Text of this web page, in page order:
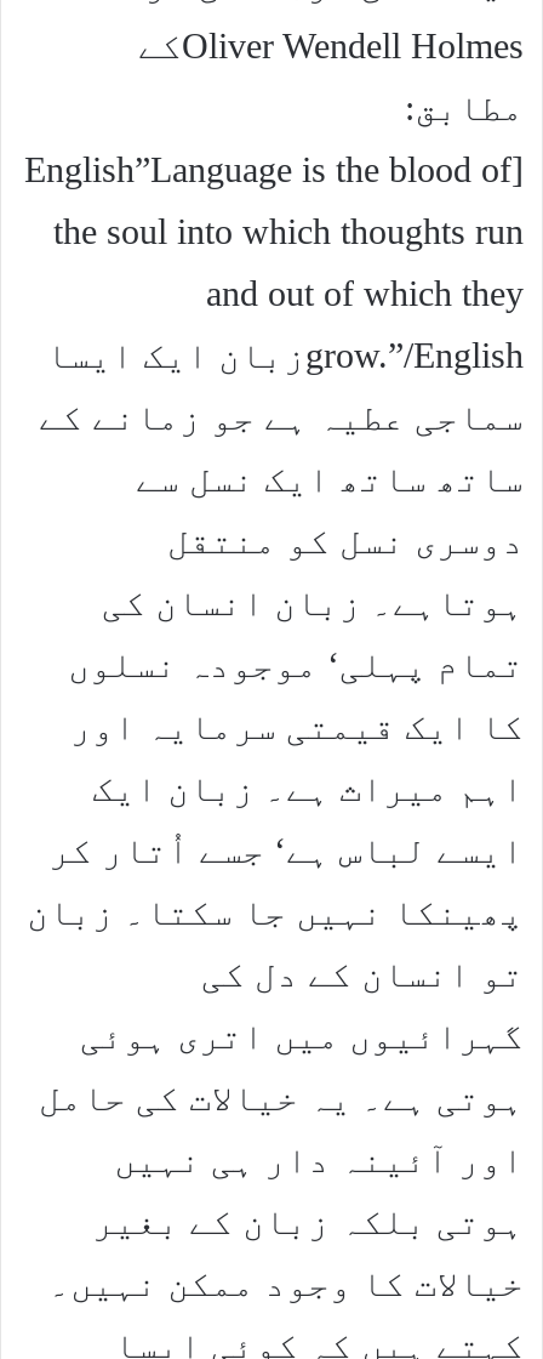
Oliver Wendell Holmesکے
مطابق:
[English”Language is the blood of
the soul into which thoughts run
and out of which they
grow.”/Englishزبان ایک ایسا
سماجی عطیہ ہے جو زمانے کے
ساتھ ساتھ ایک نسل سے
دوسری نسل کو منتقل
ہوتاہے۔ زبان انسان کی
تمام پہلی‘ موجودہ نسلوں
کا ایک قیمتی سرمایہ اور
اہم میراث ہے۔ زبان ایک
ایسے لباس ہے‘ جسے اُتار کر
پھینکا نہیں جا سکتا۔ زبان
تو انسان کے دل کی
گہرائیوں میں اتری ہوئی
ہوتی ہے۔ یہ خیالات کی حامل
اور آئینہ دار ہی نہیں
ہوتی بلکہ زبان کے بغیر
خیالات کا وجود ممکن نہیں۔
کہتے ہیں کہ کوئی ایسا